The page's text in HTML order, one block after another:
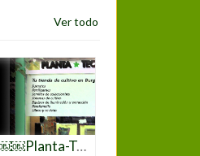
Ver todo
￼￼￼Planta-Tec Grow Shop